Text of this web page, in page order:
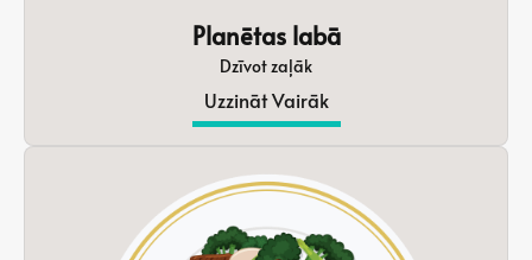
Planētas labā
Dzīvot zaļāk
Uzzināt Vairāk